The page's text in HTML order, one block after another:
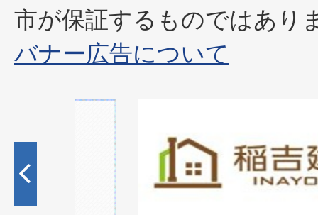
市が保証するものではあり
バナー広告について
枚
目